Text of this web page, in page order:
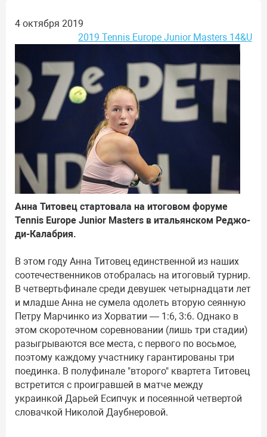
4 октября 2019
2019 Tennis Europe Junior Masters 14&U
Анна Титовец стартовала на итоговом форуме
Tennis Europe Junior Masters в итальянском Реджо-
ди-Калабрия.
В этом году Анна Титовец единственной из наших
соотечественников отобралась на итоговый турнир.
В четвертьфинале среди девушек четырнадцати лет
и младше Анна не сумела одолеть вторую сеянную
Петру Марчинко из Хорватии — 1:6, 3:6. Однако в
этом скоротечном соревновании (лишь три стадии)
разыгрываются все места, с первого по восьмое,
поэтому каждому участнику гарантированы три
поединка. В полуфинале "второго" квартета Титовец
встретится с проигравшей в матче между
украинкой Дарьей Есипчук и посеянной четвертой
словачкой Николой Даубнеровой.